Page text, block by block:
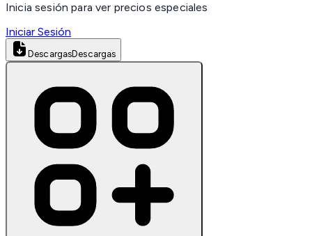
Inicia sesión para ver precios especiales
Iniciar Sesión
DescargasDescargas